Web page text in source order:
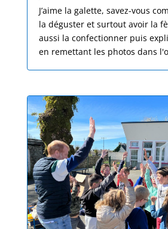
J’aime la galette, savez-vous
la déguster et surtout avoir la
aussi la confectionner puis
en remettant les photos dans